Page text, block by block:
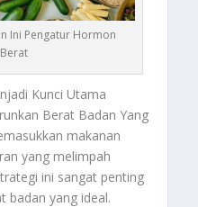
Ini Pengatur Hormon
Kunci Utama
Berat Badan Yang
makanan
yang melimpah
ini sangat penting
badan yang ideal.